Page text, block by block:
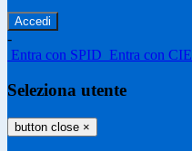
-
Entra con SPID Entra con CIE
Seleziona utente
button close ×